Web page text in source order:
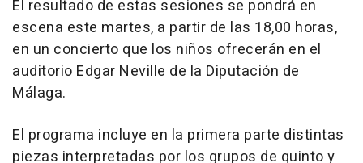
El resultado de estas sesiones se pondrá en
escena este martes, a partir de las 18,00 horas,
en un concierto que los niños ofrecerán en el
auditorio Edgar Neville de la Diputación de
Málaga.
El programa incluye en la primera parte distintas
piezas interpretadas por los grupos de quinto y